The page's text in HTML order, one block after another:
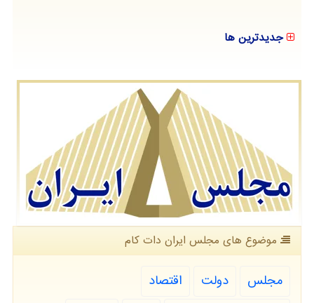
جدیدترین ها
موضوع های مجلس ایران دات كام
مجلس دولت
اقتصاد